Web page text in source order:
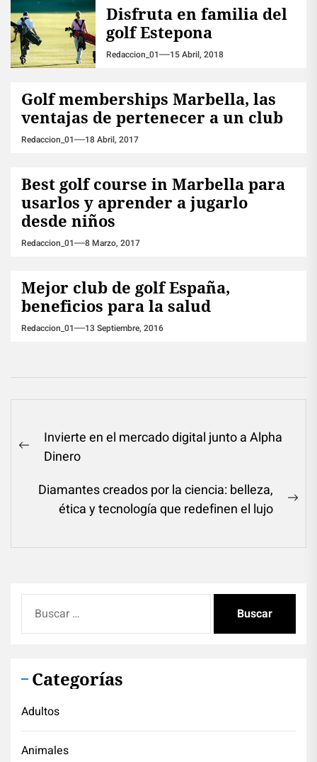
Disfruta en familia del
golf Estepona
Redaccion_01 15 Abril, 2018
Golf memberships Marbella, las
ventajas de pertenecer a un club
Redaccion_01 18 Abril, 2017
Best golf course in Marbella para
usarlos y aprender a jugarlo
desde niños
Redaccion_01 8 Marzo, 2017
Mejor club de golf España,
beneficios para la salud
Redaccion_01 13 Septiembre, 2016
Navegación
dePrevious
Invierte en el mercado digital junto a Alpha
Dinero
Diamantes creados por la ciencia: belleza,
ética y tecnología que redefinen el lujo
Categorías
Adultos
Animales